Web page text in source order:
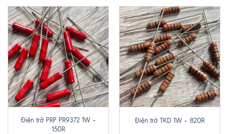
Điện trở PRP PR9372 1W –
150R
Điện trở TKD 1W – 820R